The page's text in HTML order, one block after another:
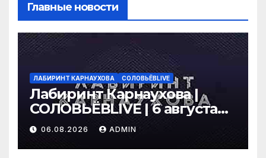
Главные новости
ЛАБИРИНТ КАРНАУХОВА СОЛОВЬЁВLIVE
Лабиринт Карнаухова |
СОЛОВЬЁВLIVE | 6 августа
2026 года
06.08.2026 ADMIN